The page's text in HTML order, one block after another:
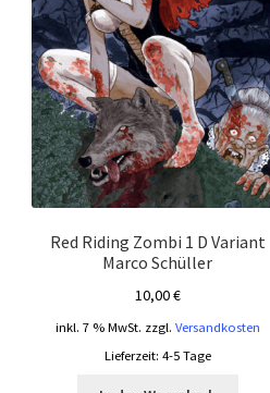
Red Riding Zombi 1 D Variant
Marco Schüller
10,00€
inkl. 7 % MwSt. zzgl. Versandkosten
Lieferzeit: 4-5 Tage